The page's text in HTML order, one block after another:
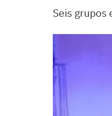
Seis grupos